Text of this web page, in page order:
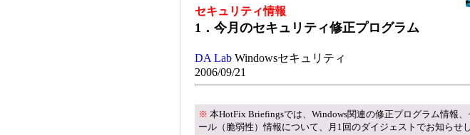
セキュリティ情報
1．今月のセキュリティ修正プログラム
DA Lab Windowsセキュリティ
2006/09/21
※ 本HotFix Briefingsでは、Windows関連の修正プログラム情報
ール（脆弱性）情報について、月1回のダイジェストでお知らせし